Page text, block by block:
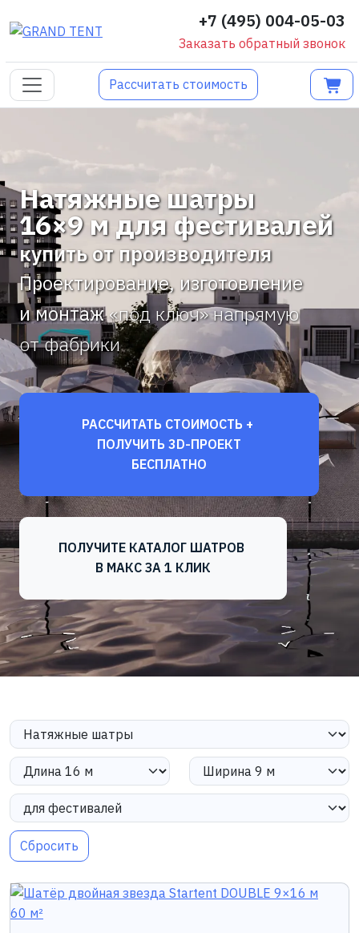
+7 (495) 004-05-03
Заказать обратный звонок
Рассчитать стоимость
Натяжные шатры
16×9 м для фестивалей
купить от производителя
Проектирование, изготовление
и монтаж«под ключ» напрямую
от фабрики
РАССЧИТАТЬ СТОИМОСТЬ +
ПОЛУЧИТЬ 3D-ПРОЕКТ
БЕСПЛАТНО
ПОЛУЧИТЕ КАТАЛОГ ШАТРОВ
В МАКС ЗА 1 КЛИК
Сбросить